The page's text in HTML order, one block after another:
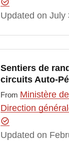
Updated on July
Sentiers de
circuits Auto-
From Ministère
Direction
Updated on